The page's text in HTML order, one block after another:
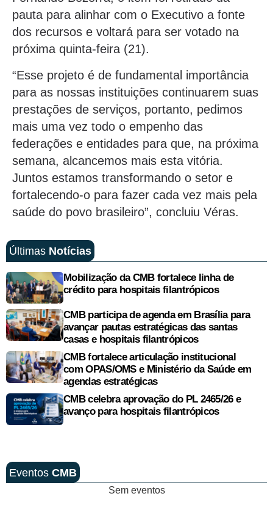
pauta para alinhar com o Executivo a fonte
dos recursos e voltará para ser votado na
próxima quinta-feira (21).
“Esse projeto é de fundamental importância
para as nossas instituições continuarem suas
prestações de serviços, portanto, pedimos
mais uma vez todo o empenho das
federações e entidades para que, na próxima
semana, alcancemos mais esta vitória.
Juntos estamos transformando o setor e
fortalecendo-o para fazer cada vez mais pela
saúde do povo brasileiro”, concluiu Véras.
Últimas Notícias
Mobilização da CMB fortalece linha de
crédito para hospitais filantrópicos
CMB participa de agenda em Brasília para
avançar pautas estratégicas das santas
casas e hospitais filantrópicos
CMB fortalece articulação institucional
com OPAS/OMS e Ministério da Saúde em
agendas estratégicas
CMB celebra aprovação do PL 2465/26 e
avanço para hospitais filantrópicos
Eventos CMB
Sem eventos